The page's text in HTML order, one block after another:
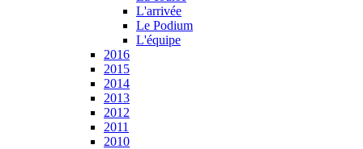
L'arrivée
Le Podium
L'équipe
2016
2015
2014
2013
2012
2011
2010